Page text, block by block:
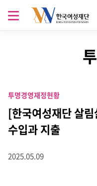
Skip to content
메뉴 열기
투명경영재정현황
[한국여성재단 살
수입과 지출
2025.05.09